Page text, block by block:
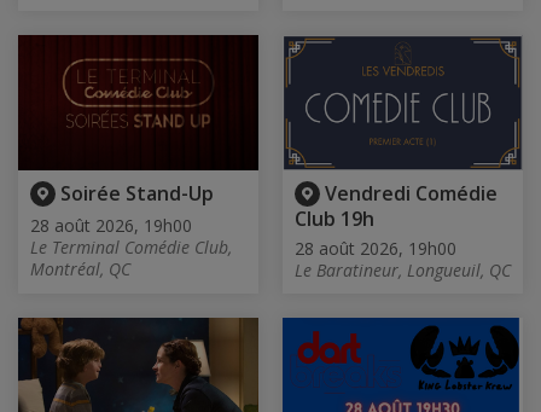
Soirée Stand-Up
28 août 2026, 19h00
Le Terminal Comédie Club,
Montréal, QC
Vendredi Comédie
Club 19h
28 août 2026, 19h00
Le Baratineur, Longueuil, QC